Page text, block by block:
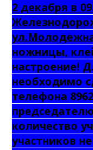
2 декабря в
ножницы,
настроение!
необходимо
телефона
количество
участников